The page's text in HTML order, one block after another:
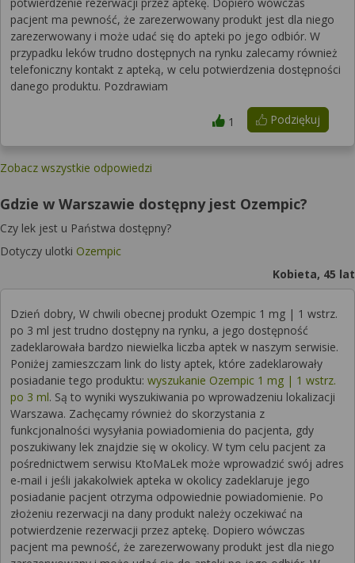
pacjent ma pewność, że zarezerwowany produkt jest dla niego
zarezerwowany i może udać się do apteki po jego odbiór. W
przypadku leków trudno dostępnych na rynku zalecamy również
telefoniczny kontakt z apteką, w celu potwierdzenia dostępności
danego produktu. Pozdrawiam
Podziękuj
1
Zobacz wszystkie odpowiedzi
Gdzie w Warszawie dostępny jest Ozempic?
Czy lek jest u Państwa dostępny?
Dotyczy ulotki Ozempic
Kobieta, 45 lat
Dzień dobry, W chwili obecnej produkt Ozempic 1 mg | 1 wstrz.
po 3 ml jest trudno dostępny na rynku, a jego dostępność
zadeklarowała bardzo niewielka liczba aptek w naszym serwisie.
Poniżej zamieszczam link do listy aptek, które zadeklarowały
posiadanie tego produktu: wyszukanie Ozempic 1 mg | 1 wstrz.
po 3 ml. Są to wyniki wyszukiwania po wprowadzeniu lokalizacji
Warszawa. Zachęcamy również do skorzystania z
funkcjonalności wysyłania powiadomienia do pacjenta, gdy
poszukiwany lek znajdzie się w okolicy. W tym celu pacjent za
pośrednictwem serwisu KtoMaLek może wprowadzić swój adres
e-mail i jeśli jakakolwiek apteka w okolicy zadeklaruje jego
posiadanie pacjent otrzyma odpowiednie powiadomienie. Po
złożeniu rezerwacji na dany produkt należy oczekiwać na
potwierdzenie rezerwacji przez aptekę. Dopiero wówczas
pacjent ma pewność, że zarezerwowany produkt jest dla niego